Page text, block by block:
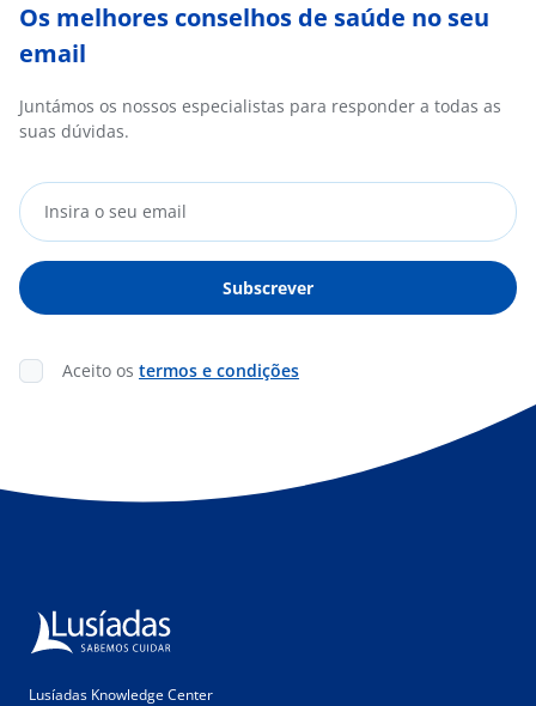
Os melhores conselhos de saúde no seu
email
Juntámos os nossos especialistas para responder a todas as
suas dúvidas.
Aceito os termos e condições
Lusíadas Knowledge Center